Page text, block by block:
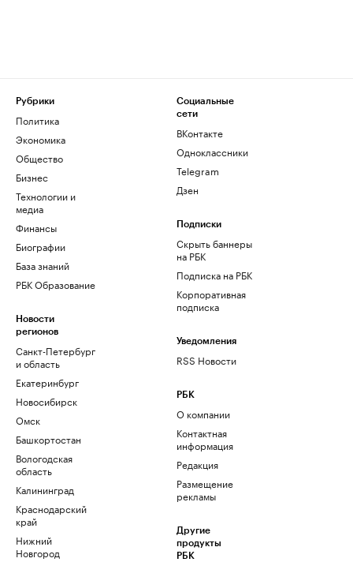
Рубрики
Политика
Экономика
Общество
Бизнес
Технологии и
медиа
Финансы
Биографии
База знаний
РБК Образование
Новости
регионов
Санкт-Петербург
и область
Екатеринбург
Новосибирск
Омск
Башкортостан
Вологодская
область
Калининград
Краснодарский
край
Нижний
Новгород
Социальные
сети
ВКонтакте
Одноклассники
Telegram
Дзен
Подписки
Скрыть баннеры
на РБК
Подписка на РБК
Корпоративная
подписка
Уведомления
RSS Новости
РБК
О компании
Контактная
информация
Редакция
Размещение
рекламы
Другие
продукты
РБК